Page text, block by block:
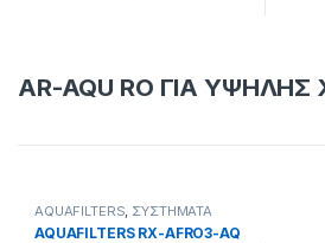
AR-AQU RO ΓΙΑ
AQUAFILTERS, ΣΥΣΤΗΜΑΤΑ
ΑΝΤΙΣΤΡΟΦΗΣ ΟΣΜΟΣΗΣ
AQUAFILTERS RX-AFRO3-AQ